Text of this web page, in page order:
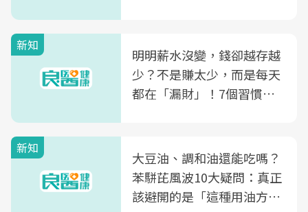
新知
明明薪水沒變，錢卻越存越
少？不是賺太少，而是每天
都在「漏財」！7個習慣一
新知
大豆油、調和油還能吃嗎？
苯駢芘風波10大疑問：真正
該避開的是「這種用油方